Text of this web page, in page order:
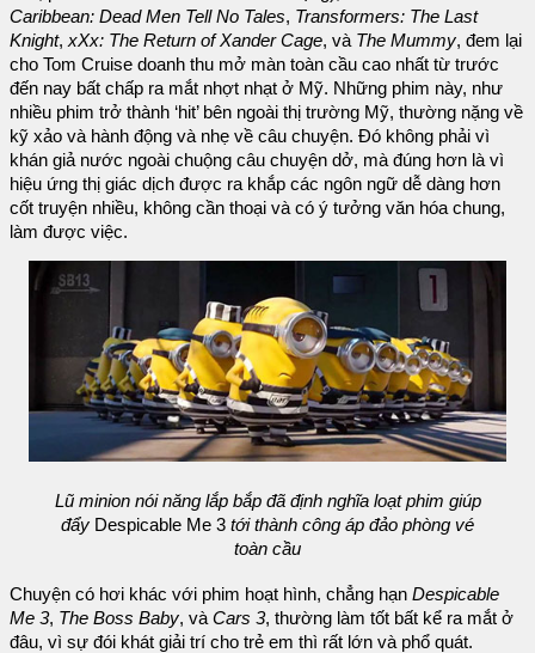
Caribbean: Dead Men Tell No Tales, Transformers: The Last
Knight, xXx: The Return of Xander Cage, và The Mummy, đem lại
cho Tom Cruise doanh thu mở màn toàn cầu cao nhất từ trước
đến nay bất chấp ra mắt nhợt nhạt ở Mỹ. Những phim này, như
nhiều phim trở thành ‘hit’ bên ngoài thị trường Mỹ, thường nặng về
kỹ xảo và hành động và nhẹ về câu chuyện. Đó không phải vì
khán giả nước ngoài chuộng câu chuyện dở, mà đúng hơn là vì
hiệu ứng thị giác dịch được ra khắp các ngôn ngữ dễ dàng hơn
cốt truyện nhiều, không cần thoại và có ý tưởng văn hóa chung,
làm được việc.
Lũ minion nói năng lắp bắp đã định nghĩa loạt phim giúp
đẩy Despicable Me 3 tới thành công áp đảo phòng vé
toàn cầu
Chuyện có hơi khác với phim hoạt hình, chẳng hạn Despicable
Me 3, The Boss Baby, và Cars 3, thường làm tốt bất kể ra mắt ở
đâu, vì sự đói khát giải trí cho trẻ em thì rất lớn và phổ quát.